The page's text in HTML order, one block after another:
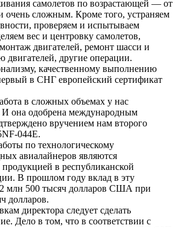
самолетов по возрастающей — от
сложным. Кроме того, устраняем
проверяем и испытываем
вес и центровку самолетов,
двигателей, ремонт шасси и
двигателей, другие операции.
качественному выполнению
в СНГ европейский сертификат
в сложных объемах у нас
И она одобрена международным
вручением нам второго
044Е.
по технологическому
авиалайнеров являются
в республиканской
В прошлом году вклад в эту
млн 500 тысяч долларов США при
долларов.
директора следует сделать
Дело в том, что в соответствии с